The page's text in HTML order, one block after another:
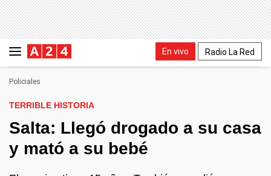
En vivo Radio La Red
Policiales
TERRIBLE HISTORIA
Salta: Llegó drogado a su casa
y mató a su bebé